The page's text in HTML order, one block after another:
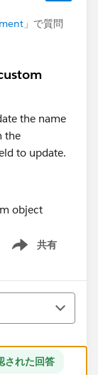
」で質問
the name
the
to update.
共有
Show menu
された回答